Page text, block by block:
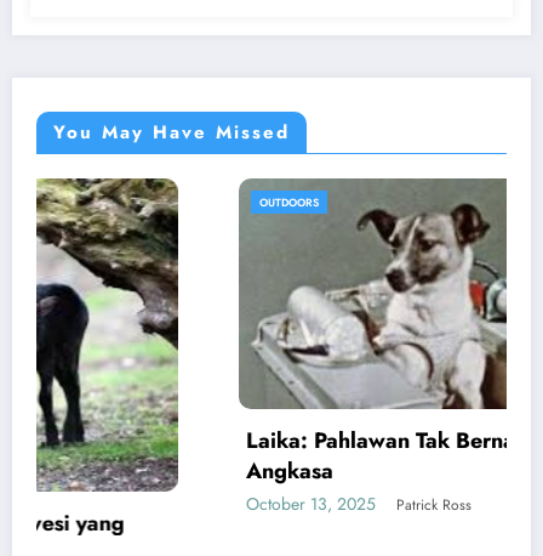
You May Have Missed
OUTDOORS
Laika: Pahlawan Tak Bernama dari Luar
Angkasa
Patrick Ross